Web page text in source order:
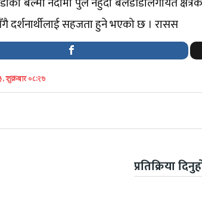
दर्शनार्थीलाई सहजता हुने भएको छ । रासस
शुक्रबार ०८:२७
प्रतिक्रिया